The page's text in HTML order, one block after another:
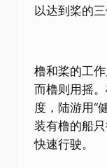
以达到桨的三
橹和桨的工
而橹则用摇
度，陆游用“
装有橹的船
快速行驶。